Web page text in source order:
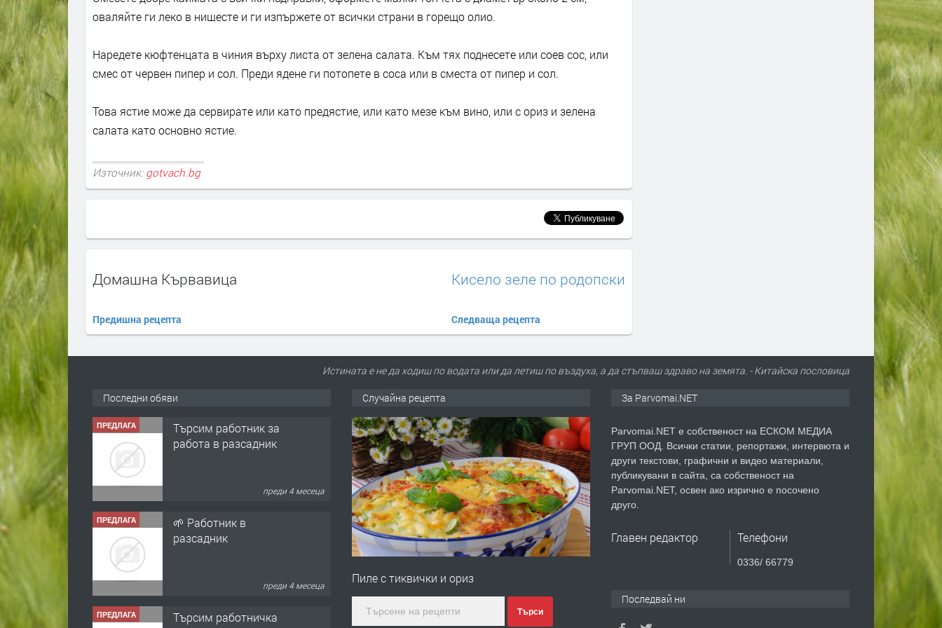
оваляйте ги леко в нишесте и ги изпържете от всички страни в горещо олио.
Наредете кюфтенцата в чиния върху листа от зелена салата. Към тях поднесете или соев сос, или
смес от червен пипер и сол. Преди ядене ги потопете в соса или в сместа от пипер и сол.
Това ястие може да сервирате или като предястие, или като мезе към вино, или с ориз и зелена
салата като основно ястие.
Източник: gotvach.bg
Домашна Кървавица
Предишна рецепта
Кисело зеле по родопски
Следваща рецепта
Истината е не да ходиш по водата или да летиш по въздуха, а да стъпваш здраво на земята. - Китайскa пословицa
Последни обяви
ПРЕДЛАГА
Търсим работник за
работа в разсадник
преди 4 месеца
ПРЕДЛАГА
🌱 Работник в
разсадник
преди 4 месеца
ПРЕДЛАГА Търсим работничка
Случайна рецепта
Пиле с тиквички и ориз
Търси
За Parvomai.NET
Parvomai.NET е собственост на ЕСКОМ МЕДИА
ГРУП ООД. Всички статии, репортажи, интервюта и
други текстови, графични и видео материали,
публикувани в сайта, са собственост на
Parvomai.NET, освен ако изрично е посочено
друго.
Главен редактор Телефони
0336/ 66779
Последвай ни